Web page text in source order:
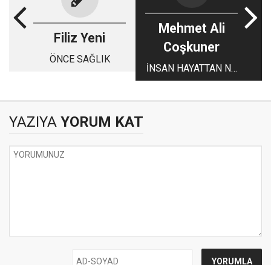
Filiz Yeni
ÖNCE SAĞLIK
Mehmet Ali
Coşkuner
İNSAN HAYATTAN NE
İSTER?
YAZIYA YORUM KAT